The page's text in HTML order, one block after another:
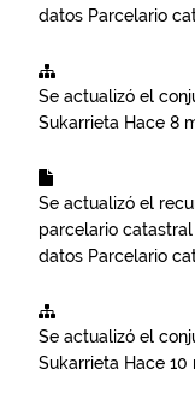
datos Parcelario
Se actualizó el
Sukarrieta Hace 8
Se actualizó el
parcelario
datos Parcelario
Se actualizó el
Sukarrieta Hace 10